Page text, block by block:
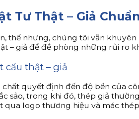
Tư Thật – Giả
thế nhưng, chúng tôi vẫn
– giả để đề phòng những rủi ro
cấu thật – giả
quyết định đến độ bền của
sảo, trong khi đó, thép giả
qua logo thương hiệu và mác